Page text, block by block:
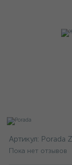
Артикул: Porada
Пока нет отзывов